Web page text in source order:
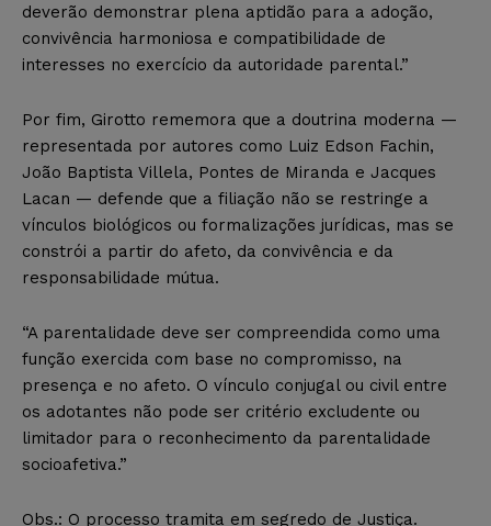
deverão demonstrar plena aptidão para a adoção,
convivência harmoniosa e compatibilidade de
interesses no exercício da autoridade parental.”
Por fim, Girotto rememora que a doutrina moderna —
representada por autores como Luiz Edson Fachin,
João Baptista Villela, Pontes de Miranda e Jacques
Lacan — defende que a filiação não se restringe a
vínculos biológicos ou formalizações jurídicas, mas se
constrói a partir do afeto, da convivência e da
responsabilidade mútua.
“A parentalidade deve ser compreendida como uma
função exercida com base no compromisso, na
presença e no afeto. O vínculo conjugal ou civil entre
os adotantes não pode ser critério excludente ou
limitador para o reconhecimento da parentalidade
socioafetiva.”
Obs.: O processo tramita em segredo de Justiça.